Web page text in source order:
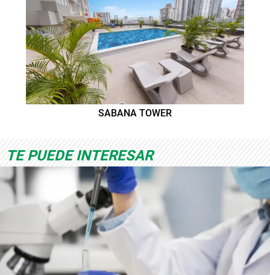
SABANA TOWER
TE PUEDE INTERESAR